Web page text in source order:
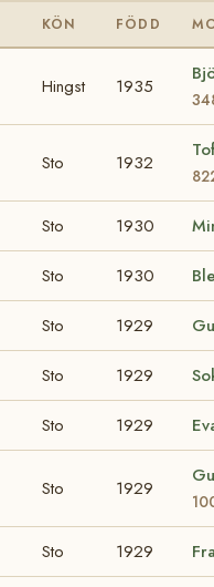
KÖN FÖDD
Hingst 1935
Sto 1932
Sto 1930
Sto 1930
Sto 1929
Sto 1929
Sto 1929
Sto 1929
Sto 1929